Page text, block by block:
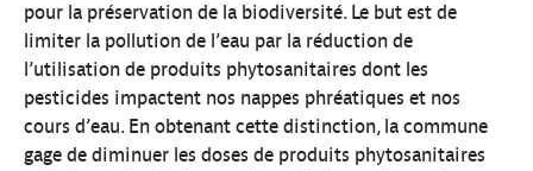
pour la préservation de la biodiversité. Le but est de
limiter la pollution de l’eau par la réduction de
l’utilisation de produits phytosanitaires dont les
pesticides impactent nos nappes phréatiques et nos
cours d’eau. En obtenant cette distinction, la commune
gage de diminuer les doses de produits phytosanitaires